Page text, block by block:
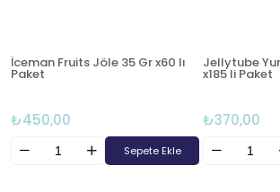
İceman Fruits Jöle 35 Gr x60 lı
Paket
₺450,00
Sepete Ekle
Jellytube
x185 li Paket
₺370,00